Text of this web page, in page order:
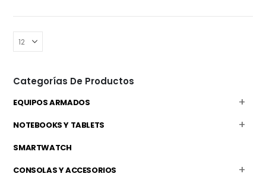
Categorías De Productos
EQUIPOS ARMADOS
NOTEBOOKS Y TABLETS
SMARTWATCH
CONSOLAS Y ACCESORIOS